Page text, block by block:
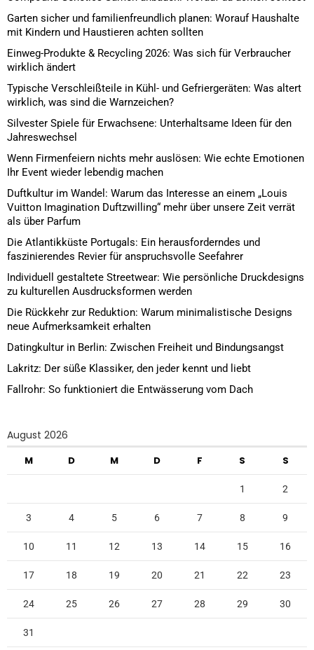
Garten sicher und familienfreundlich planen: Worauf Haushalte
mit Kindern und Haustieren achten sollten
Einweg-Produkte & Recycling 2026: Was sich für Verbraucher
wirklich ändert
Typische Verschleißteile in Kühl- und Gefriergeräten: Was altert
wirklich, was sind die Warnzeichen?
Silvester Spiele für Erwachsene: Unterhaltsame Ideen für den
Jahreswechsel
Wenn Firmenfeiern nichts mehr auslösen: Wie echte Emotionen
Ihr Event wieder lebendig machen
Duftkultur im Wandel: Warum das Interesse an einem „Louis
Vuitton Imagination Duftzwilling“ mehr über unsere Zeit verrät
als über Parfum
Die Atlantikküste Portugals: Ein herausforderndes und
faszinierendes Revier für anspruchsvolle Seefahrer
Individuell gestaltete Streetwear: Wie persönliche Druckdesigns
zu kulturellen Ausdrucksformen werden
Die Rückkehr zur Reduktion: Warum minimalistische Designs
neue Aufmerksamkeit erhalten
Datingkultur in Berlin: Zwischen Freiheit und Bindungsangst
Lakritz: Der süße Klassiker, den jeder kennt und liebt
Fallrohr: So funktioniert die Entwässerung vom Dach
August 2026
M D M D F S S
1 2
3 4 5 6 7 8 9
10 11 12 13 14 15 16
17 18 19 20 21 22 23
24 25 26 27 28 29 30
31